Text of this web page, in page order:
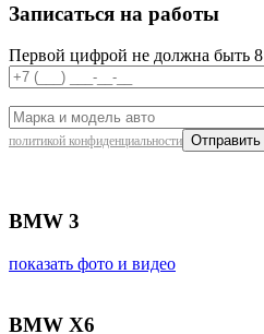
Записаться на работы
Первой цифрой не должна быть 8
политикой конфиденциальности
BMW 3
показать фото и видео
BMW X6